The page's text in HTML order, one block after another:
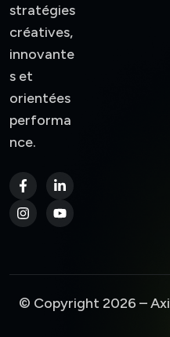
stratégies
créatives,
innovante
s et
orientées
performa
nce.
© Copyright 2026 –